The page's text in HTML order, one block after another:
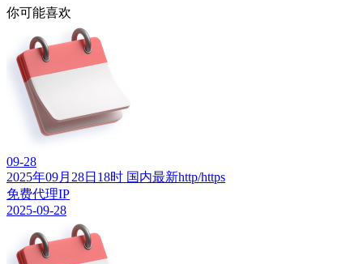
你可能喜欢
09-28
2025年09月28日18时 国内最新http/https
免费代理IP
2025-09-28